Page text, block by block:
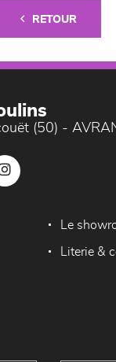
RETOUR
(50) -
Le
Literie &